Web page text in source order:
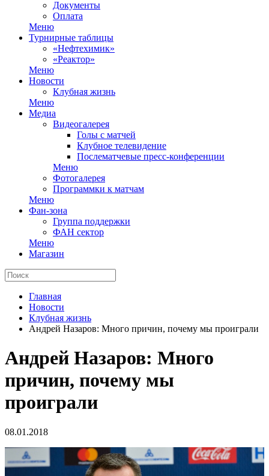
Документы
Оплата
Меню
Турнирные таблицы
«Нефтехимик»
«Реактор»
Меню
Новости
Клубная жизнь
Меню
Медиа
Видеогалерея
Голы с матчей
Клубное телевидение
Послематчевые пресс-конференции
Меню
Фотогалерея
Программки к матчам
Меню
Фан-зона
Группа поддержки
ФАН сектор
Меню
Магазин
Главная
Новости
Клубная жизнь
Андрей Назаров: Много причин, почему мы проиграли
Андрей Назаров: Много
причин, почему мы
проиграли
08.01.2018